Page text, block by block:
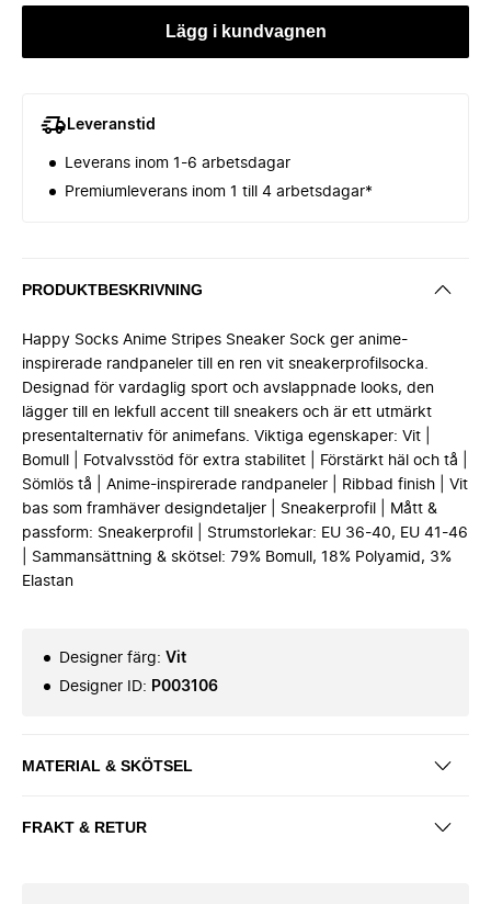
Lägg i kundvagnen
Leveranstid
Leverans inom 1-6 arbetsdagar
Premiumleverans inom 1 till 4 arbetsdagar*
PRODUKTBESKRIVNING
Happy Socks Anime Stripes Sneaker Sock ger anime-
inspirerade randpaneler till en ren vit sneakerprofilsocka.
Designad för vardaglig sport och avslappnade looks, den
lägger till en lekfull accent till sneakers och är ett utmärkt
presentalternativ för animefans. Viktiga egenskaper: Vit |
Bomull | Fotvalvsstöd för extra stabilitet | Förstärkt häl och tå |
Sömlös tå | Anime-inspirerade randpaneler | Ribbad finish | Vit
bas som framhäver designdetaljer | Sneakerprofil | Mått &
passform: Sneakerprofil | Strumstorlekar: EU 36-40, EU 41-46
| Sammansättning & skötsel: 79% Bomull, 18% Polyamid, 3%
Elastan
Designer färg: Vit
Designer ID: P003106
MATERIAL & SKÖTSEL
FRAKT & RETUR